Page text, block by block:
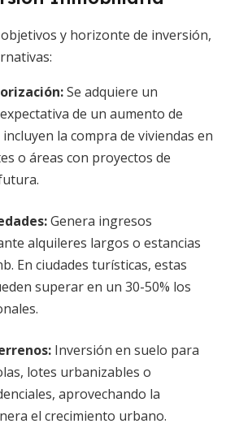
y horizonte de inversión,
Se adquiere un
de un aumento de
la compra de viviendas en
o áreas con proyectos de
Genera ingresos
alquileres largos o estancias
En ciudades turísticas, estas
superar en un 30-50% los
Inversión en suelo para
lotes urbanizables o
aprovechando la
el crecimiento urbano.